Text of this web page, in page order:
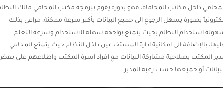
داخل مكاتب المحاماة، فهو بدوره يقوم ببرمجة مكتب المحامي مالك
بصورة يسهل الرجوع الى جميع البيانات بأكبر سرعة ممكنة، مراعي بذلك
استخدام النظام بحيث يتمتع بواجهة سهلة الاستخدام وسرعة التعلم
بالإضافة الى امكانية ادارة المستخدمين داخل النظام حيث يتمتع المحامي
المكتب بصلاحية مشاركة البيانات مع افراد اسرة المكتب واطلاعهم على
أو جميعها حسب رغبة المدير.